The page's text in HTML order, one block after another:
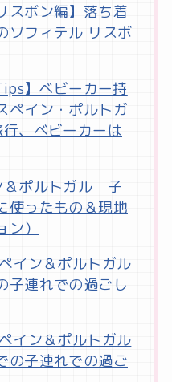
スボン編】落ち着
ソフィテル リスボ
】ベビーカー持
ペイン・ポルトガ
、ベビーカーは
＆ポルトガル 子
使ったもの＆現地
）
イン＆ポルトガル
連れでの過ごし
イン＆ポルトガル
子連れでの過ご